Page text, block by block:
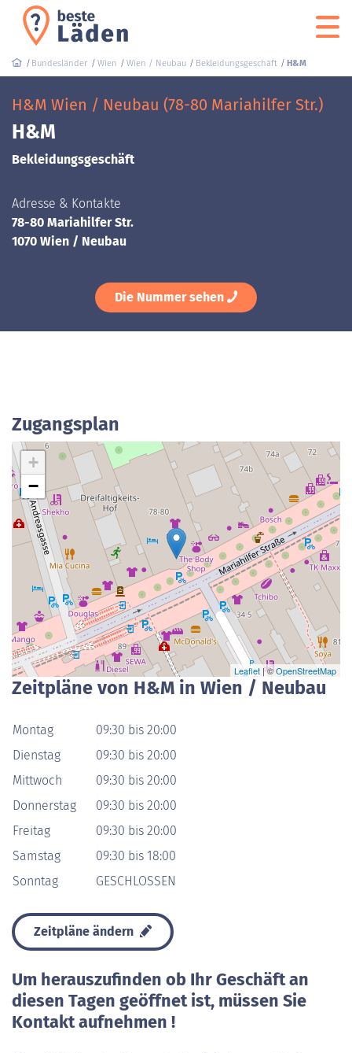
Bundesländer Wien Wien / Neubau Bekleidungsgeschäft H&M
H&M Wien / Neubau (78-80 Mariahilfer Str.)
H&M
Bekleidungsgeschäft
Adresse & Kontakte
78-80 Mariahilfer Str.
1070 Wien / Neubau
Die Nummer sehen
Zugangsplan
+
−
Leaflet | ©OpenStreetMap
Zeitpläne von H&M in Wien / Neubau
Montag
09:30 bis 20:00
Dienstag
09:30 bis 20:00
Mittwoch
09:30 bis 20:00
Donnerstag
09:30 bis 20:00
Freitag
09:30 bis 20:00
Samstag
09:30 bis 18:00
Sonntag
GESCHLOSSEN
Zeitpläne ändern
Um herauszufinden ob Ihr Geschäft an
diesen Tagen geöffnet ist, müssen Sie
Kontakt aufnehmen !